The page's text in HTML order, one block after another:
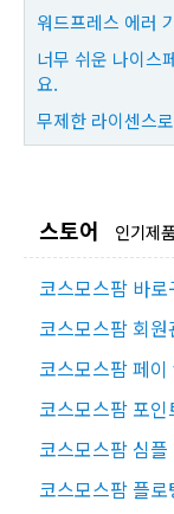
워드프레스 에러
너무 쉬운 나이스
요.
무제한 라이센스
스토어 인기제
코스모스팜 바
코스모스팜 회원
코스모스팜 페
코스모스팜 포
코스모스팜 심플
코스모스팜 플로